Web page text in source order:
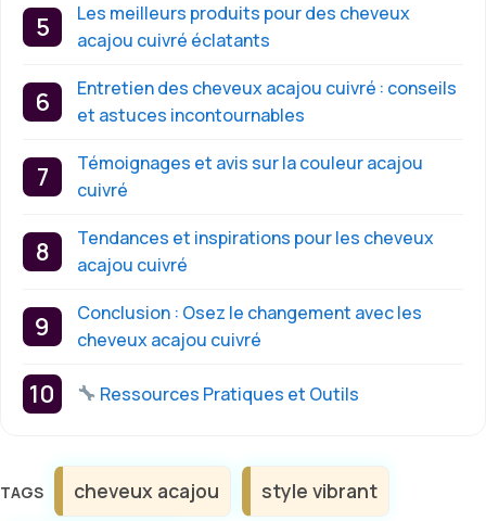
Les meilleurs produits pour des cheveux
acajou cuivré éclatants
Entretien des cheveux acajou cuivré : conseils
et astuces incontournables
Témoignages et avis sur la couleur acajou
cuivré
Tendances et inspirations pour les cheveux
acajou cuivré
Conclusion : Osez le changement avec les
cheveux acajou cuivré
Ressources Pratiques et Outils
Étiquettes
cheveux acajou style vibrant